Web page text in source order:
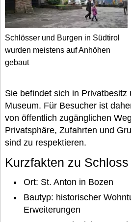
Schlösser und Burgen in Südtirol
wurden meistens auf Anhöhen
gebaut
Sie befindet sich in Privatbesitz
Museum. Für Besucher ist
von öffentlich zugänglichen
Privatsphäre, Zufahrten und
sind zu respektieren.
Kurzfakten zu
Ort: St. Anton in Bozen
Bautyp: historischer
Erweiterungen